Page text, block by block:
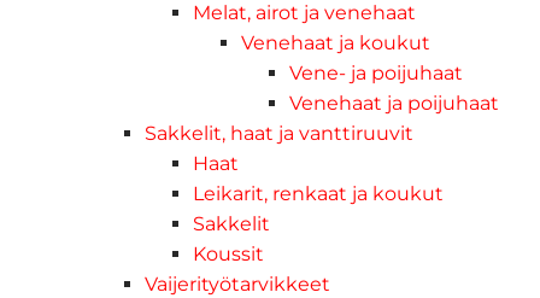
Melat, airot ja venehaat
Venehaat ja koukut
Vene- ja poijuhaat
Venehaat ja poijuhaat
Sakkelit, haat ja vanttiruuvit
Haat
Leikarit, renkaat ja koukut
Sakkelit
Koussit
Vaijerityötarvikkeet